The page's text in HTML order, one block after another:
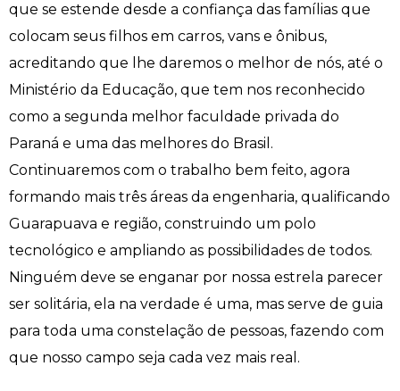
que se estende desde a confiança das famílias que
colocam seus filhos em carros, vans e ônibus,
acreditando que lhe daremos o melhor de nós, até o
Ministério da Educação, que tem nos reconhecido
como a segunda melhor faculdade privada do
Paraná e uma das melhores do Brasil.
Continuaremos com o trabalho bem feito, agora
formando mais três áreas da engenharia, qualificando
Guarapuava e região, construindo um polo
tecnológico e ampliando as possibilidades de todos.
Ninguém deve se enganar por nossa estrela parecer
ser solitária, ela na verdade é uma, mas serve de guia
para toda uma constelação de pessoas, fazendo com
que nosso campo seja cada vez mais real.
Medicina Veterinária
Nutrição
Psicologia
Publicidade e Propaganda
Núcleo de Apoio Psicopedagógico
Ouvidoria
Segunda Chamada
Seguro Escolar
Sapien
Simulado Preparatório
Portal do Egresso
Portal do RH
Publicações Científicas
Revistas Campo Real
WhatsApp Campo Real